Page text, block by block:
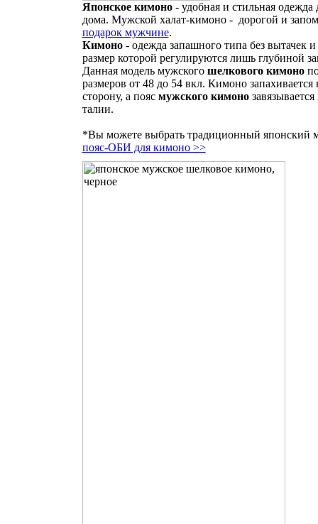
Японское кимоно- удобная и стильная одежда
дома. Мужской халат-кимоно - дорогой и
подарок мужчине.
Кимоно- одежда запашного типа без вытачек
размер которой регулируются лишь глубиной
Данная модель мужского шелкового кимоно
размеров от 48 до 54 вкл. Кимоно запахивается
сторону, а пояс мужского кимонозавязывается
талии.
*Вы можете выбрать традиционный японский
пояс-ОБИ для кимоно >>